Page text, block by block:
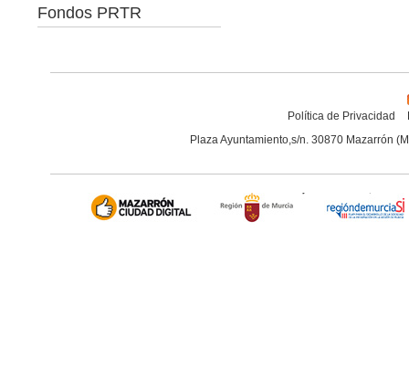
Fondos PRTR
Política de Privacidad
Plaza Ayuntamiento,s/n. 30870 Mazarrón